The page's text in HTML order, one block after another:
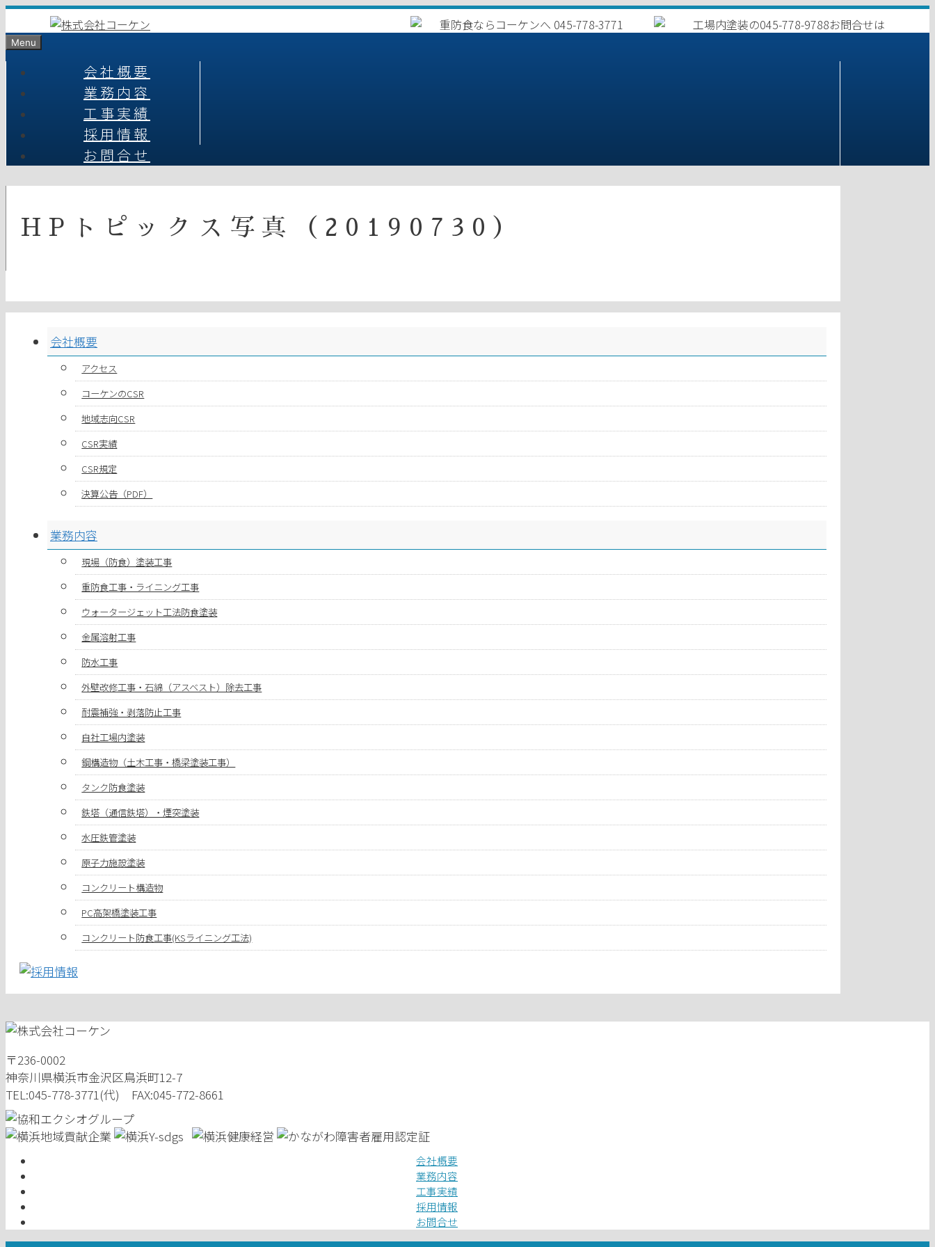
コ
ン
テ
ン
プ
Menu
会社概要
業務内容
工事実績
採用情報
お問合せ
HPトピックス写真（20190730）
会社概要
アクセス
コーケンのCSR
地域志向CSR
CSR実績
CSR規定
決算公告（PDF）
業務内容
現場（防食）塗装工事
重防食工事・ライニング工事
ウォータージェット工法防食塗装
金属溶射工事
防水工事
外壁改修工事・石綿（アスベスト）除去工事
耐震補強・剥落防止工事
自社工場内塗装
鋼構造物（土木工事・橋梁塗装工事）
タンク防食塗装
鉄塔（通信鉄塔）・煙突塗装
水圧鉄管塗装
原子力施設塗装
コンクリート構造物
PC高架橋塗装工事
コンクリート防食工事(KSライニング工法)
〒236-0002
神奈川県横浜市金沢区鳥浜町12-7
TEL:045-778-3771(代) FAX:045-772-8661
会社概要
業務内容
工事実績
採用情報
お問合せ